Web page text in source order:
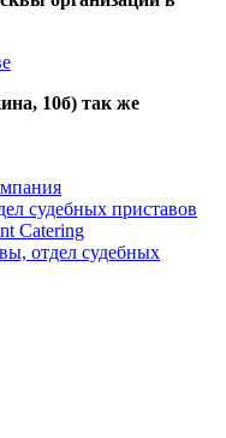
10б) так же
судебных приставов
Catering
отдел судебных